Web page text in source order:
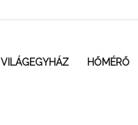
VILÁGEGYHÁZ HŐMÉRŐ